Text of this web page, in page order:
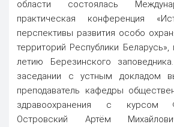
области состоялась
практическая конференция
перспективы развития особо
территорий Республики
летию Березинского
заседании с устным докладом
преподаватель кафедры
здравоохранения с курсом
Островский Артём